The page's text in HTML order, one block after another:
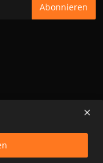
Abonnieren